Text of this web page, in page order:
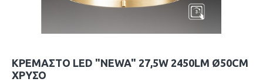
ΚΡΕΜΑΣΤΌ LED "NEWA" 27,5W 2450LM Ø50CM
ΧΡΥΣΌ